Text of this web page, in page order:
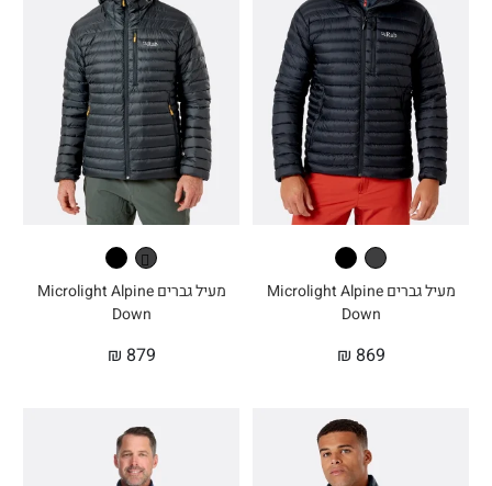
מעיל גברים Microlight Alpine
Down
₪ 869
מעיל גברים Microlight Alpine
Down
₪ 879